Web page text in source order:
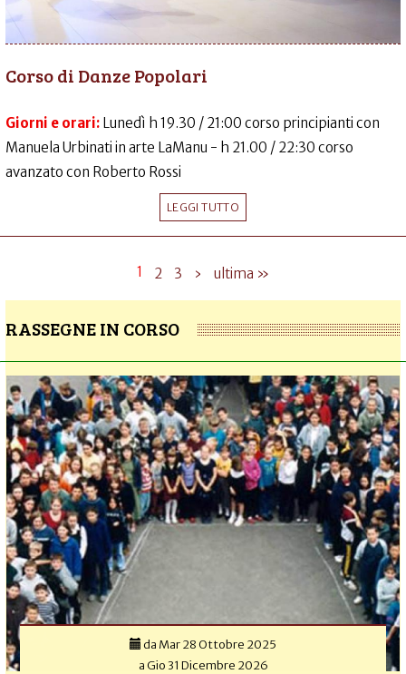
Corso di Danze Popolari
Giorni e orari: Lunedì h 19.30 / 21:00 corso principianti con
Manuela Urbinati in arte LaManu - h 21.00 / 22:30 corso
avanzato con Roberto Rossi
LEGGI TUTTO
1 2 3 › ultima »
RASSEGNE IN CORSO
da Mar 28 Ottobre 2025
aGio 31 Dicembre 2026